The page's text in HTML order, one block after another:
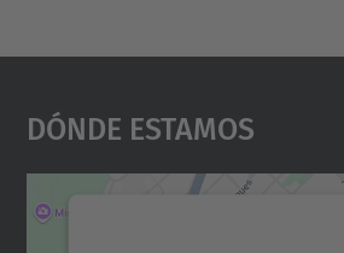
Dónde Estamos